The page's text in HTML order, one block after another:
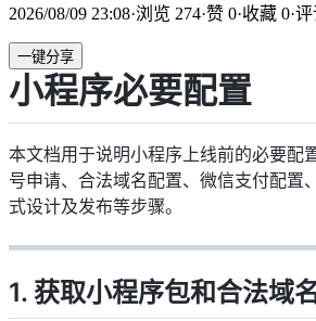
2026/08/09 23:08·浏览 274·赞 0·收藏 0·评
一键分享
小程序必要配置
本文档用于说明小程序上线前的必要配
号申请、合法域名配置、微信支付配置
式设计及发布等步骤。
1. 获取小程序包和合法域